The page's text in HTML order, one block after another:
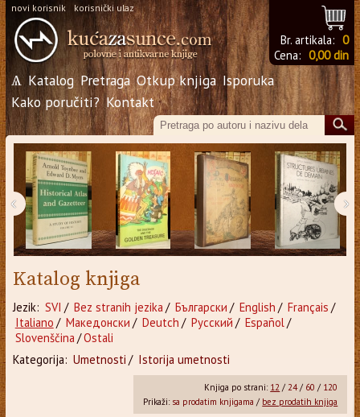
novi korisnik korisnički ulaz
Br. artikala: 0
Cena: 0,00 din
Ѧ Katalog Pretraga Otkup knjiga Isporuka
Kako poručiti? Kontakt
‹ ›
Katalog knjiga
Jezik: SVI / Bez stranih jezika / Български / English / Français /
Italiano / Македонски / Deutch / Русский / Español/
Slovenščina /Ostali
Kategorija: Umetnosti / Istorija umetnosti
Knjiga po strani: 12 /24/ 60 / 120
Prikaži: sa prodatim knjigama / bez prodatih knjiga